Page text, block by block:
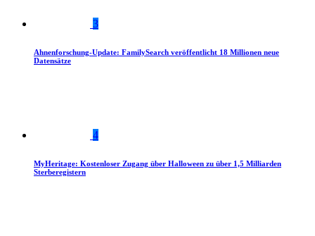
3
Ahnenforschung-Update: FamilySearch veröffentlicht 18 Millionen neue
Datensätze
4
MyHeritage: Kostenloser Zugang über Halloween zu über 1,5 Milliarden
Sterberegistern